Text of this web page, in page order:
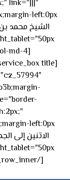
link="|||"